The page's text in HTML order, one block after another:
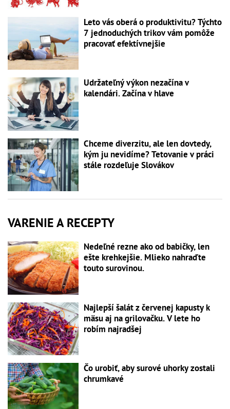
Leto vás oberá o produktivitu? Týchto
7 jednoduchých trikov vám pomôže
pracovať efektívnejšie
Udržateľný výkon nezačína v
kalendári. Začína v hlave
Chceme diverzitu, ale len dovtedy,
kým ju nevidíme? Tetovanie v práci
stále rozdeľuje Slovákov
VARENIE A RECEPTY
Nedeľné rezne ako od babičky, len
ešte krehkejšie. Mlieko nahraďte
touto surovinou.
Najlepší šalát z červenej kapusty k
mäsu aj na grilovačku. V lete ho
robím najradšej
Čo urobiť, aby surové uhorky zostali
chrumkavé